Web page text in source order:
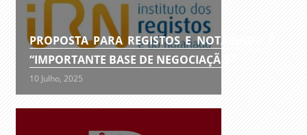
PROPOSTA PARA REGISTOS E NOTARIADO É
“IMPORTANTE BASE DE NEGOCIAÇÃO”
10 Julho, 2025